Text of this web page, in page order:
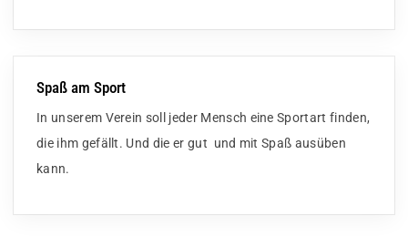
Spaß am Sport
In unserem Verein soll jeder Mensch eine Sportart finden,
die ihm gefällt. Und die er gut und mit Spaß ausüben
kann.